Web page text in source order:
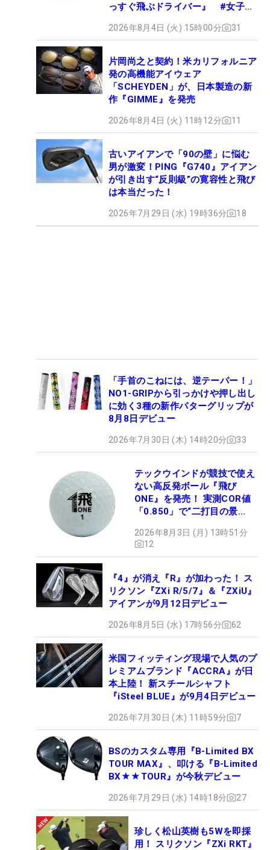
っすぐ飛ぶドライバー』 #女子プ
2026年8月4日 (火) 15時00分 31
片岡尚之と契約！米カリフォルニア
発の高機能アイウェア
「SCHEYDEN」が、日本製造の新
作『GIMME』を発売
2026年8月4日 (火) 11時12分 11
古いアイアンで「90の壁」に悩む
男が激変！PING『G740』アイアン
が引き出す“反則級”の寛容性と飛び
は本当だった！
2026年7月29日 (水) 19時36分 18
「手首のこねには、逆テーパー！」
NO1-GRIPから引っかけや押し出し
に効く3種の新作パターグリップが
8月8日デビュー
2026年7月30日 (木) 14時20分 33
テックウインドが競技で使え
ない高反発ボール『飛び
ONE』を発売！ 実測COR値
「0.850」で“二打目の景
2026年8月3日 (月) 13時51分
12
『4』が消え『R』が加わった！ ス
リクソン『ZXi R/5/7』＆『ZXiU』
アイアンが9月12日デビュー
2026年8月5日 (水) 17時56分 62
米国フィッティング現場で人気のプ
レミアムブランド『ACCRA』が日
本上陸！ 新スチールシャフト
『iSteel BLUE』が9月4日デビュー
2026年7月30日 (木) 11時59分 7
BSのカスタム専用『B-Limited BX
TOUR MAX』、叩ける『B-Limited
BX★★TOUR』が今秋デビュー
2026年7月29日 (水) 14時18分 27
珍しく松山英樹も5Wを即採
用！ スリクソン『ZXi RKT』